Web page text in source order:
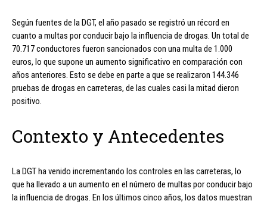
Según fuentes de la DGT, el año pasado se registró un récord en
cuanto a multas por conducir bajo la influencia de drogas. Un total de
70.717 conductores fueron sancionados con una multa de 1.000
euros, lo que supone un aumento significativo en comparación con
años anteriores. Esto se debe en parte a que se realizaron 144.346
pruebas de drogas en carreteras, de las cuales casi la mitad dieron
positivo.
Contexto y Antecedentes
La DGT ha venido incrementando los controles en las carreteras, lo
que ha llevado a un aumento en el número de multas por conducir bajo
la influencia de drogas. En los últimos cinco años, los datos muestran